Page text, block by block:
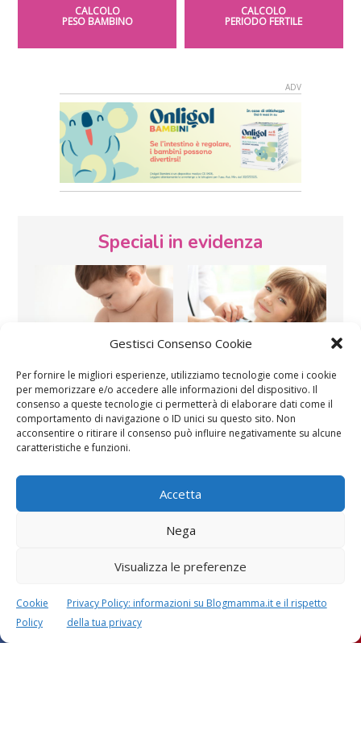
Gestisci Consenso Cookie
Per fornire le migliori esperienze, utilizziamo tecnologie come i cookie
per memorizzare e/o accedere alle informazioni del dispositivo. Il
consenso a queste tecnologie ci permetterà di elaborare dati come il
comportamento di navigazione o ID unici su questo sito. Non
acconsentire o ritirare il consenso può influire negativamente su alcune
caratteristiche e funzioni.
Accetta
Nega
Visualizza le preferenze
Cookie
Policy
Privacy Policy: informazioni su Blogmamma.it e il rispetto
della tua privacy
CALCOLO
PESO BAMBINO
CALCOLO
PERIODO FERTILE
Speciali in evidenza
Vaccini SOS Pediatra
Chi siamo Contatti